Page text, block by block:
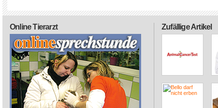
Zufällige Artikel
Online Tierarzt